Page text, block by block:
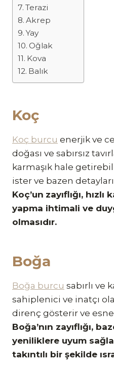
Terazi
Akrep
Yay
Oğlak
Kova
Balık
Koç
Koç burcu enerjik ve
doğası ve sabırsız
karmaşık hale
ister ve bazen
Koç’un zayıflığı,
yapma ihtimali ve
olmasıdır.
Boğa
Boğa burcu sabırlı ve
sahiplenici ve inatçı
direnç gösterir ve
Boğa’nın zayıflığı,
yeniliklere uyum
takıntılı bir şekilde